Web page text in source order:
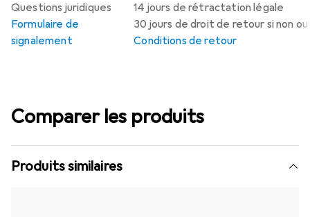
14 jours de rétractation légale
30 jours de droit de retour si non
Conditions de retour
Questions juridiques
Formulaire de
signalement
Comparer les produits
Produits similaires